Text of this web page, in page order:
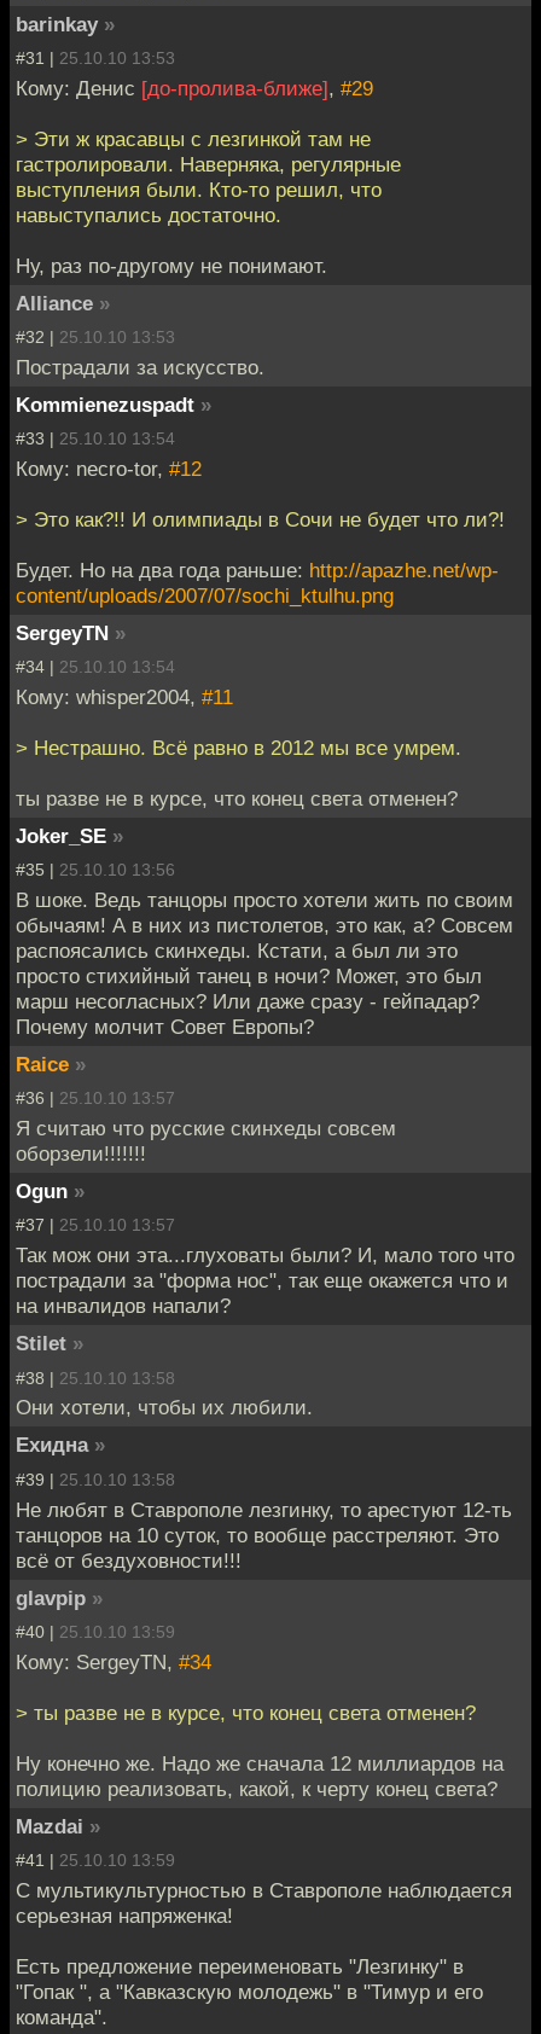
barinkay »
#31 | 25.10.10 13:53
Кому: Денис [до-пролива-ближе], #29
> Эти ж красавцы с лезгинкой там не
гастролировали. Наверняка, регулярные
выступления были. Кто-то решил, что
навыступались достаточно.
Ну, раз по-другому не понимают.
Alliance »
#32 | 25.10.10 13:53
Пострадали за искусство.
Kommienezuspadt »
#33 | 25.10.10 13:54
Кому: necro-tor, #12
> Это как?!! И олимпиады в Сочи не будет что ли?!
Будет. Но на два года раньше: http://apazhe.net/wp-
content/uploads/2007/07/sochi_ktulhu.png
SergeyTN »
#34 | 25.10.10 13:54
Кому: whisper2004, #11
> Нестрашно. Всё равно в 2012 мы все умрем.
ты разве не в курсе, что конец света отменен?
Joker_SE »
#35 | 25.10.10 13:56
В шоке. Ведь танцоры просто хотели жить по своим
обычаям! А в них из пистолетов, это как, а? Совсем
распоясались скинхеды. Кстати, а был ли это
просто стихийный танец в ночи? Может, это был
марш несогласных? Или даже сразу - гейпадар?
Почему молчит Совет Европы?
Raice »
#36 | 25.10.10 13:57
Я считаю что русские скинхеды совсем
оборзели!!!!!!!
Ogun »
#37 | 25.10.10 13:57
Так мож они эта...глуховаты были? И, мало того что
пострадали за "форма нос", так еще окажется что и
на инвалидов напали?
Stilet »
#38 | 25.10.10 13:58
Они хотели, чтобы их любили.
Ехидна »
#39 | 25.10.10 13:58
Не любят в Ставрополе лезгинку, то арестуют 12-ть
танцоров на 10 суток, то вообще расстреляют. Это
всё от бездуховности!!!
glavpip »
#40 | 25.10.10 13:59
Кому: SergeyTN, #34
> ты разве не в курсе, что конец света отменен?
Ну конечно же. Надо же сначала 12 миллиардов на
полицию реализовать, какой, к черту конец света?
Mazdai »
#41 | 25.10.10 13:59
С мультикультурностью в Ставрополе наблюдается
серьезная напряженка!
Есть предложение переименовать "Лезгинку" в
"Гопак ", а "Кавказскую молодежь" в "Тимур и его
команда".